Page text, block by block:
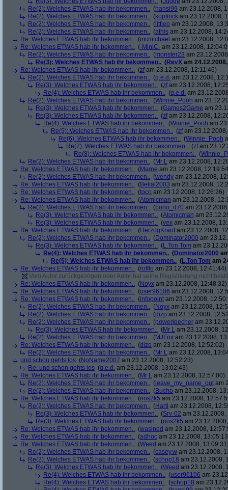
Re(2): Welches ETWAS hab ihr bekommen.. (hansi99 am 23.12.2008,
Re(2): Welches ETWAS hab ihr bekommen.. (kopfnick am 23.12.2008,
Re(2): Welches ETWAS hab ihr bekommen.. ( littleo am 23.12.2008,
Re(2): Welches ETWAS hab ihr bekommen.. (athis am 23.12.2008,
Re: Welches ETWAS hab ihr bekommen.. (mcmichael am 23.12.2008,
Re: Welches ETWAS hab ihr bekommen.. (-MiniC- am 23.12.2008,
Re(2): Welches ETWAS hab ihr bekommen.. (monster23 am
Re(3): Welches ETWAS hab ihr bekommen.. (RevX am
Re: Welches ETWAS hab ihr bekommen.. (zfam 23.12.2008, 12:11:46)
Re(2): Welches ETWAS hab ihr bekommen.. (q.e.d. am 23.12.2008,
Re(3): Welches ETWAS hab ihr bekommen.. (zfam 23.12.2008,
Re(4): Welches ETWAS hab ihr bekommen.. (q.e.d. am
Re(2): Welches ETWAS hab ihr bekommen.. (Winnie_Pooh am
Re(3): Welches ETWAS hab ihr bekommen.. (Games2Game am
Re(3): Welches ETWAS hab ihr bekommen.. (zfam 23.12.2008,
Re(4): Welches ETWAS hab ihr bekommen.. (Winnie_Pooh am
Re(5): Welches ETWAS hab ihr bekommen.. (zfam
Re(6): Welches ETWAS hab ihr bekommen.. (Winnie_Pooh
Re(7): Welches ETWAS hab ihr bekommen.. (zfam
Re(8): Welches ETWAS hab ihr bekommen.. (
Re(2): Welches ETWAS hab ihr bekommen.. (Mr L am 23.12.2008,
Re: Welches ETWAS hab ihr bekommen.. (Marne am 23.12.2008,
Re(2): Welches ETWAS hab ihr bekommen.. (wendy am 23.12.2008,
Re: Welches ETWAS hab ihr bekommen.. (Belial2003 am 23.12.2008,
Re: Welches ETWAS hab ihr bekommen.. (toco am 23.12.2008, 12:26:26)
Re: Welches ETWAS hab ihr bekommen.. (Atomicman am 23.12.2008,
Re(2): Welches ETWAS hab ihr bekommen.. (bono_d70 am
Re(3): Welches ETWAS hab ihr bekommen.. (Atomicman am
Re(3): Welches ETWAS hab ihr bekommen.. (vex am 23.12.2008,
Re: Welches ETWAS hab ihr bekommen.. (HerzogKraut am 23.12.2008,
Re(2): Welches ETWAS hab ihr bekommen.. (Dominator2000 am
Re(3): Welches ETWAS hab ihr bekommen.. (L.Ton Tom am
Re(4): Welches ETWAS hab ihr bekommen.. (Dominator2000
Re(5): Welches ETWAS hab ihr bekommen.. (L.Ton Tom am
Re: Welches ETWAS hab ihr bekommen.. (rofflo am 23.12.2008, 12:41:44)
Vom Autor zurückgezogen oder Autor hat seine Registrierung nicht
Re: Welches ETWAS hab ihr bekommen.. (Noyx am 23.12.2008, 12:48:32)
Re: Welches ETWAS hab ihr bekommen.. (user96106 am 23.12.2008,
Re: Welches ETWAS hab ihr bekommen.. (infopoint am 23.12.2008,
Re(2): Welches ETWAS hab ihr bekommen.. (Noyx am 23.12.2008,
Re(2): Welches ETWAS hab ihr bekommen.. (dizo am 23.12.2008,
Re(2): Welches ETWAS hab ihr bekommen.. (powerleecher am
Re(3): Welches ETWAS hab ihr bekommen.. (Mr L am 23.12.2008,
Re(2): Welches ETWAS hab ihr bekommen.. (MJFox am 23.12.2008,
Re: Welches ETWAS hab ihr bekommen.. (dizo am 23.12.2008, 12:52:02)
Re(2): Welches ETWAS hab ihr bekommen.. (Mr L am 23.12.2008,
und schon gehts los (NoName2007 am 23.12.2008, 12:52:23)
Re: und schon gehts los (q.e.d. am 23.12.2008, 13:02:43)
Re: Welches ETWAS hab ihr bekommen.. (Mr L am 23.12.2008, 12:57:00)
Re(2): Welches ETWAS hab ihr bekommen.. ( leave_my_name_out am
Re(2): Welches ETWAS hab ihr bekommen.. (Bucho am 23.12.2008,
Re: Welches ETWAS hab ihr bekommen.. (nos2k5 am 23.12.2008,
Re(2): Welches ETWAS hab ihr bekommen.. (Harti am 23.12.2008,
Re(3): Welches ETWAS hab ihr bekommen.. (Srv-02 am 23.12.2008,
Re(3): Welches ETWAS hab ihr bekommen.. (nos2k5 am
Re: Welches ETWAS hab ihr bekommen.. (wasined am 23.12.2008,
Re: Welches ETWAS hab ihr bekommen.. (adhoc am 23.12.2008,
Re: Welches ETWAS hab ihr bekommen.. (Weed am 23.12.2008,
Re(2): Welches ETWAS hab ihr bekommen.. (casey.w am 23.12.2008,
Re(2): Welches ETWAS hab ihr bekommen.. (schop18 am 23.12.2008,
Re(3): Welches ETWAS hab ihr bekommen.. (Weed am 23.12.2008,
Re(4): Welches ETWAS hab ihr bekommen.. (user96106 am
Re(4): Welches ETWAS hab ihr bekommen.. (schop18 am